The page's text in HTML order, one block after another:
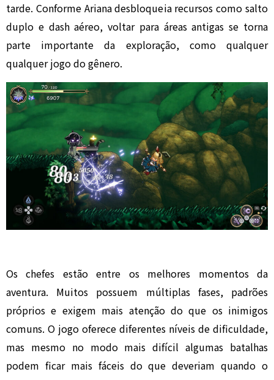
tarde. Conforme Ariana desbloqueia recursos como salto
duplo e dash aéreo, voltar para áreas antigas se torna
parte importante da exploração, como qualquer
qualquer jogo do gênero.
Os chefes estão entre os melhores momentos da
aventura. Muitos possuem múltiplas fases, padrões
próprios e exigem mais atenção do que os inimigos
comuns. O jogo oferece diferentes níveis de dificuldade,
mas mesmo no modo mais difícil algumas batalhas
podem ficar mais fáceis do que deveriam quando o